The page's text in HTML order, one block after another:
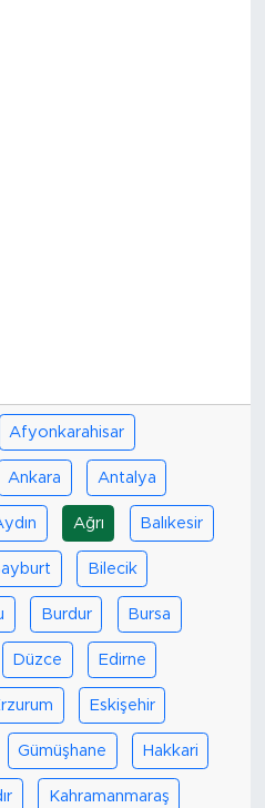
Afyonkarahisar
Ankara Antalya
Ağrı Balıkesir
Bilecik
Burdur Bursa
Düzce Edirne
Eskişehir
Gümüşhane Hakkari
Kahramanmaraş